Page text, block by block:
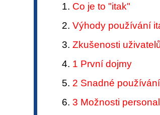
Co je to "itak"
Výhody používání
Zkušenosti
1 První dojmy
2 Snadné používání
3 Možnosti